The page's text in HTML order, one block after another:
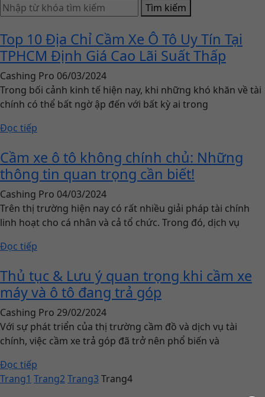
Tìm kiếm
Top 10 Địa Chỉ Cầm Xe Ô Tô Uy Tín Tại
TPHCM Định Giá Cao Lãi Suất Thấp
Cashing Pro 06/03/2024
Trong bối cảnh kinh tế hiện nay, khi những khó khăn về tài
chính có thể bất ngờ ập đến với bất kỳ ai trong
Đọc tiếp
Cầm xe ô tô không chính chủ: Những
thông tin quan trọng cần biết!
Cashing Pro 04/03/2024
Trên thị trường hiện nay có rất nhiều giải pháp tài chính
linh hoạt cho cá nhân và cả tổ chức. Trong đó, dịch vụ
Đọc tiếp
Thủ tục & Lưu ý quan trọng khi cầm xe
máy và ô tô đang trả góp
Cashing Pro 29/02/2024
Với sự phát triển của thị trường cầm đồ và dịch vụ tài
chính, việc cầm xe trả góp đã trở nên phổ biến và
Đọc tiếp
Trang1 Trang2Trang3 Trang4